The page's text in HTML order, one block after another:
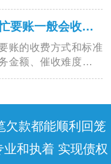
上海、北京、深圳
、市场竞争激烈，西
也高，同时对专业人
昆山讨债公司帮忙要账一般会收取多少费用?
账的收费方式和标准
金额、催收难度等诸
是一些常见的收费情
，通常为 10%-50%。
欠款都能顺利回笼
和执着 实现债权